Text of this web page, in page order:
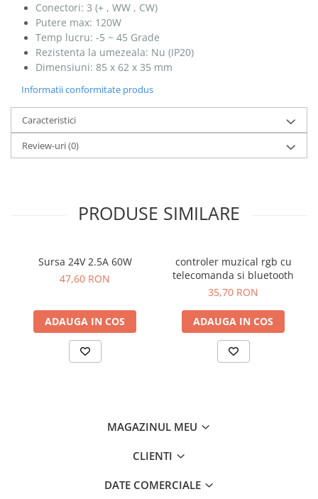
Conectori: 3 (+ , WW , CW)
Putere max: 120W
Temp lucru: -5 ~ 45 Grade
Rezistenta la umezeala: Nu (IP20)
Dimensiuni: 85 x 62 x 35 mm
Informatii conformitate produs
Caracteristici
Review-uri(0)
PRODUSE SIMILARE
Sursa 24V 2.5A 60W
47,60 RON
ADAUGA IN COS
controler muzical rgb cu
telecomanda si bluetooth
35,70 RON
ADAUGA IN COS
MAGAZINUL MEU
CLIENTI
DATE COMERCIALE